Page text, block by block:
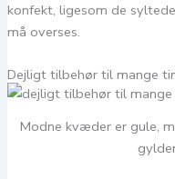
konfekt, ligesom de
må overses.
Dejligt tilbehør til mange
Modne kvæder er gule,